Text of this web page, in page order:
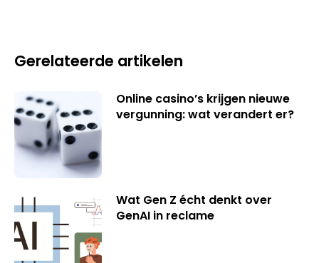
Gerelateerde artikelen
Online casino’s krijgen nieuwe
vergunning: wat verandert er?
Wat Gen Z écht denkt over
GenAI in reclame